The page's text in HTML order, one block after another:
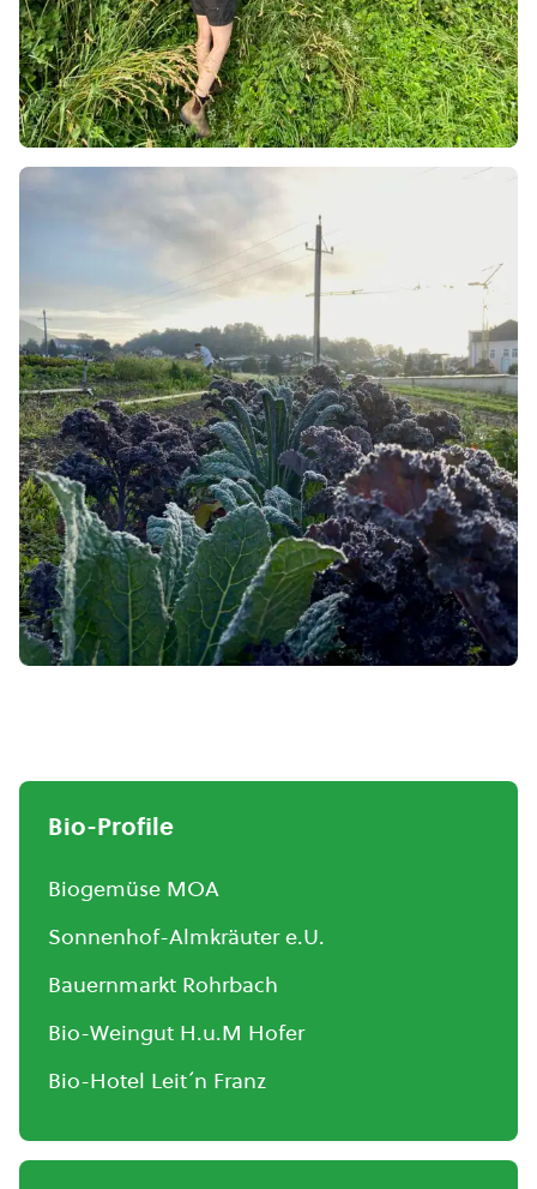
Bio-Profile
Biogemüse MOA
Sonnenhof-Almkräuter e.U.
Bauernmarkt Rohrbach
Bio-Weingut H.u.M Hofer
Bio-Hotel Leit´n Franz